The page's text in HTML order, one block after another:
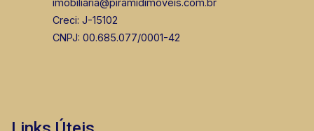
Creci: J-15102
CNPJ: 00.685.077/0001-42